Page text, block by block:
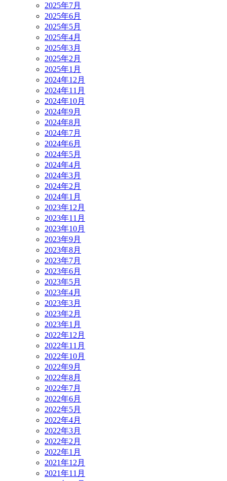
2025年7月
2025年6月
2025年5月
2025年4月
2025年3月
2025年2月
2025年1月
2024年12月
2024年11月
2024年10月
2024年9月
2024年8月
2024年7月
2024年6月
2024年5月
2024年4月
2024年3月
2024年2月
2024年1月
2023年12月
2023年11月
2023年10月
2023年9月
2023年8月
2023年7月
2023年6月
2023年5月
2023年4月
2023年3月
2023年2月
2023年1月
2022年12月
2022年11月
2022年10月
2022年9月
2022年8月
2022年7月
2022年6月
2022年5月
2022年4月
2022年3月
2022年2月
2022年1月
2021年12月
2021年11月